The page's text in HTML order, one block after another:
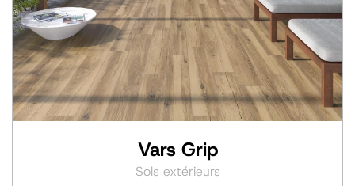
Vars Grip
Sols extérieurs